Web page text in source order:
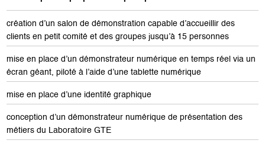
création d’un salon de démonstration capable d’accueillir des
clients en petit comité et des groupes jusqu’à 15 personnes
mise en place d’un démonstrateur numérique en temps réel via un
écran géant, piloté à l’aide d’une tablette numérique
mise en place d’une identité graphique
conception d’un démonstrateur numérique de présentation des
métiers du Laboratoire GTE